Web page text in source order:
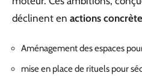
déclinent en actions
Aménagement des espaces
mise en place de rituels pour